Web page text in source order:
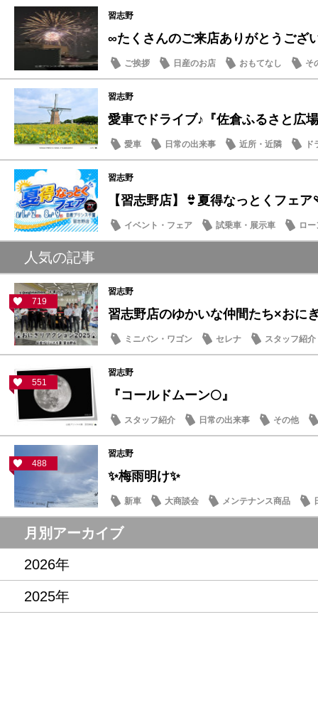
習志野
∞たくさんのご来店ありがとうござ
ご挨拶 日産のお店 おもてなし そ
習志野
愛車でドライブ♪『佐倉ふるさと広
愛車 日常の出来事 近所・近隣
習志野
【習志野店】👙夏得なっとくフェ
イベント・フェア 試乗車・展示車
ロー
日産のお店
人気の記事
719
習志野
習志野店のゆかいな仲間たち×おに
ミニバン・ワゴン セレナ スタッフ紹介
551
習志野
『コールドムーン🌕』
スタッフ紹介 日常の出来事 その他
488
習志野
✨梅雨明け✨
新車 大商談会 メンテナンス商品
月別アーカイブ
2026年
2025年